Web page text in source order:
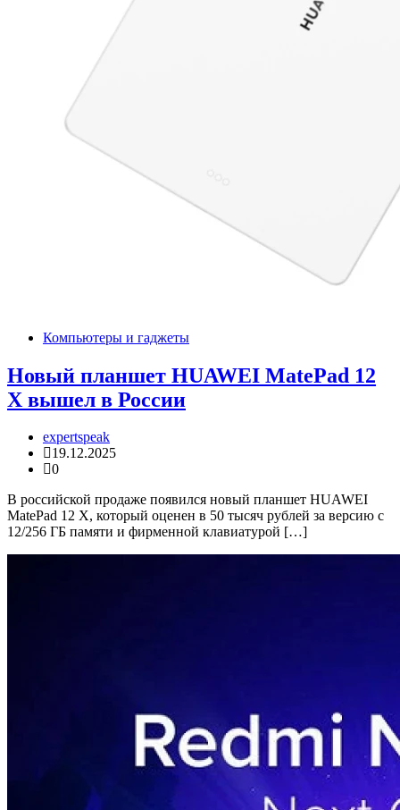
Компьютеры и гаджеты
Новый планшет HUAWEI MatePad 12
X вышел в России
expertspeak
19.12.2025
0
В российской продаже появился новый планшет HUAWEI
MatePad 12 X, который оценен в 50 тысяч рублей за версию с
12/256 ГБ памяти и фирменной клавиатурой […]